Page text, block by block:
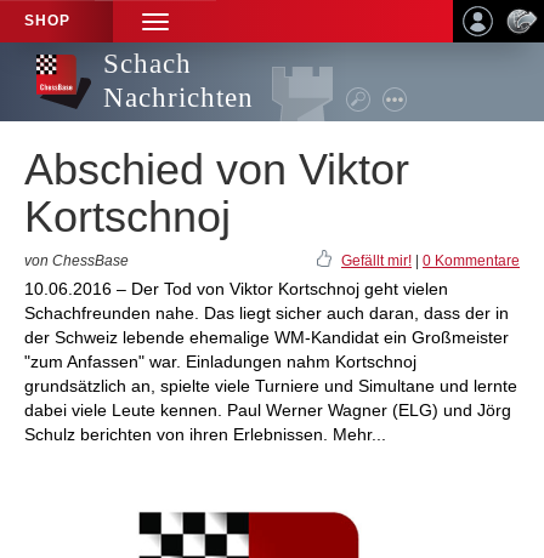
SHOP
TOGGLE
NAVIGATION
Schach
Nachrichten
Abschied von Viktor
Kortschnoj
von ChessBase Gefällt mir! 0 Kommentare
10.06.2016 – Der Tod von Viktor Kortschnoj geht vielen
Schachfreunden nahe. Das liegt sicher auch daran, dass der in
der Schweiz lebende ehemalige WM-Kandidat ein Großmeister
"zum Anfassen" war. Einladungen nahm Kortschnoj
grundsätzlich an, spielte viele Turniere und Simultane und lernte
dabei viele Leute kennen. Paul Werner Wagner (ELG) und Jörg
Schulz berichten von ihren Erlebnissen. Mehr...